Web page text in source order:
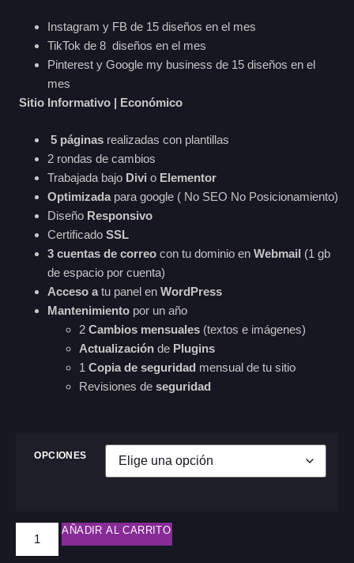
Instagram y FB de 15 diseños en el mes
TikTok de 8 diseños en el mes
Pinterest y Google my business de 15 diseños en el
mes
Sitio Informativo | Económico
5 páginas realizadas con plantillas
2 rondas de cambios
Trabajada bajo Divi o Elementor
Optimizadapara google ( No SEO No Posicionamiento)
Diseño Responsivo
Certificado SSL
3 cuentas de correo con tu dominio en Webmail (1 gb
de espacio por cuenta)
Acceso atu panel en WordPress
Mantenimiento por un año
2 Cambios mensuales (textos e imágenes)
Actualización de Plugins
1 Copia de seguridad mensual de tu sitio
Revisiones de seguridad
OPCIONES
AÑADIR AL CARRITO